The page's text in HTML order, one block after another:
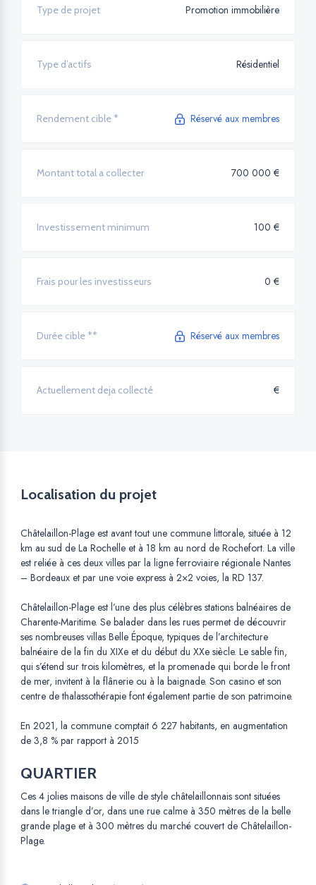
Type de projet Promotion immobilière
Type d’actifs Résidentiel
Rendement cible * Réservé aux membres
Montant total a collecter 700 000 €
Investissement minimum 100 €
Frais pour les investisseurs 0 €
Durée cible ** Réservé aux membres
Actuellement deja collecté €
Localisation du projet
Châtelaillon-Plage est avant tout une commune littorale, située à 12
km au sud de La Rochelle et à 18 km au nord de Rochefort. La ville
est reliée à ces deux villes par la ligne ferroviaire régionale Nantes
– Bordeaux et par une voie express à 2×2 voies, la RD 137.
Châtelaillon-Plage est l’une des plus célèbres stations balnéaires de
Charente-Maritime. Se balader dans les rues permet de découvrir
ses nombreuses villas Belle Époque, typiques de l’architecture
balnéaire de la fin du XIXe et du début du XXe siècle. Le sable fin,
qui s’étend sur trois kilomètres, et la promenade qui borde le front
de mer, invitent à la flânerie ou à la baignade. Son casino et son
centre de thalassothérapie font également partie de son patrimoine.
En 2021, la commune comptait 6 227 habitants, en augmentation
de 3,8 % par rapport à 2015
QUARTIER
Ces 4 jolies maisons de ville de style châtelaillonnais sont situées
dans le triangle d’or, dans une rue calme à 350 mètres de la belle
grande plage et à 300 mètres du marché couvert de Châtelaillon-
Plage.